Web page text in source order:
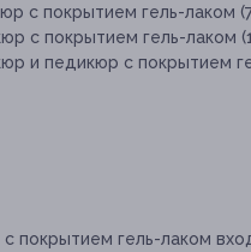
с покрытием гель-лаком
с покрытием гель-лаком
и педикюр с покрытием
покрытием гель-лаком